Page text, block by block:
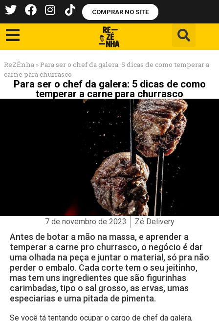
COMPRAR NO SITE
ReZÉnha »Para ser o chef da galera: 5 dicas de como temperar a
carne para churrasco
Para ser o chef da galera: 5 dicas de como
temperar a carne para churrasco
7 de novembro de 2023 Zé Delivery
Antes de botar a mão na massa, e aprender a
temperar a carne pro churrasco, o negócio é dar
uma olhada na peça e juntar o material, só pra não
perder o embalo. Cada corte tem o seu jeitinho,
mas tem uns ingredientes que são figurinhas
carimbadas, tipo o sal grosso, as ervas, umas
especiarias e uma pitada de pimenta.
Se você tá tentando ocupar o cargo de chef da galera,